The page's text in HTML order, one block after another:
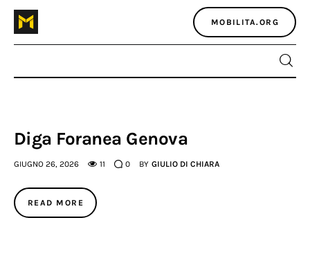
MOBILITA.ORG
Home
Atlante dei masters
Argomenti
Diga Foranea Genova
GIUGNO 26, 2026 11 0 BY GIULIO DI CHIARA
READ MORE